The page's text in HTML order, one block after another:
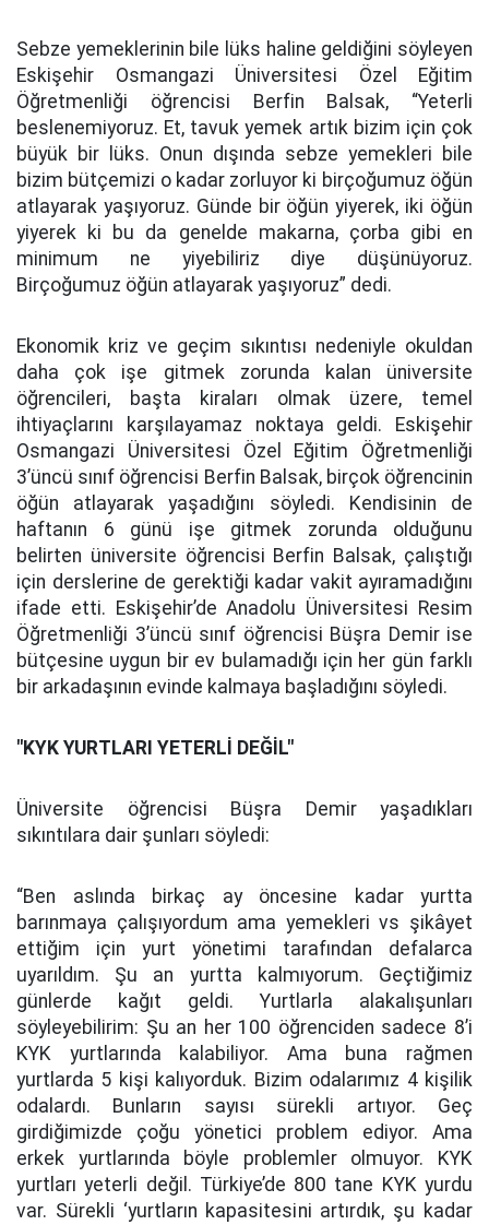
Sebze yemeklerinin bile lüks haline geldiğini söyleyen
Eskişehir Osmangazi Üniversitesi Özel Eğitim
Öğretmenliği öğrencisi Berfin Balsak, “Yeterli
beslenemiyoruz. Et, tavuk yemek artık bizim için çok
büyük bir lüks. Onun dışında sebze yemekleri bile
bizim bütçemizi o kadar zorluyor ki birçoğumuz öğün
atlayarak yaşıyoruz. Günde bir öğün yiyerek, iki öğün
yiyerek ki bu da genelde makarna, çorba gibi en
minimum ne yiyebiliriz diye düşünüyoruz.
Birçoğumuz öğün atlayarak yaşıyoruz” dedi.
Ekonomik kriz ve geçim sıkıntısı nedeniyle okuldan
daha çok işe gitmek zorunda kalan üniversite
öğrencileri, başta kiraları olmak üzere, temel
ihtiyaçlarını karşılayamaz noktaya geldi. Eskişehir
Osmangazi Üniversitesi Özel Eğitim Öğretmenliği
3’üncü sınıf öğrencisi Berfin Balsak, birçok öğrencinin
öğün atlayarak yaşadığını söyledi. Kendisinin de
haftanın 6 günü işe gitmek zorunda olduğunu
belirten üniversite öğrencisi Berfin Balsak, çalıştığı
için derslerine de gerektiği kadar vakit ayıramadığını
ifade etti. Eskişehir’de Anadolu Üniversitesi Resim
Öğretmenliği 3’üncü sınıf öğrencisi Büşra Demir ise
bütçesine uygun bir ev bulamadığı için her gün farklı
bir arkadaşının evinde kalmaya başladığını söyledi.
"KYK YURTLARI YETERLİ DEĞİL"
Üniversite öğrencisi Büşra Demir yaşadıkları
sıkıntılara dair şunları söyledi:
“Ben aslında birkaç ay öncesine kadar yurtta
barınmaya çalışıyordum ama yemekleri vs şikâyet
ettiğim için yurt yönetimi tarafından defalarca
uyarıldım. Şu an yurtta kalmıyorum. Geçtiğimiz
günlerde kağıt geldi. Yurtlarla alakalışunları
söyleyebilirim: Şu an her 100 öğrenciden sadece 8’i
KYK yurtlarında kalabiliyor. Ama buna rağmen
yurtlarda 5 kişi kalıyorduk. Bizim odalarımız 4 kişilik
odalardı. Bunların sayısı sürekli artıyor. Geç
girdiğimizde çoğu yönetici problem ediyor. Ama
erkek yurtlarında böyle problemler olmuyor. KYK
yurtları yeterli değil. Türkiye’de 800 tane KYK yurdu
var. Sürekli ‘yurtların kapasitesini artırdık, şu kadar